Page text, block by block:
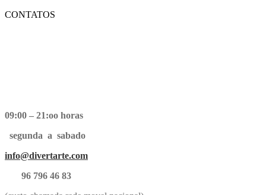
CONTATOS
09:00 – 21:oo horas
segunda a sabado
info@divertarte.com
96 796 46 83